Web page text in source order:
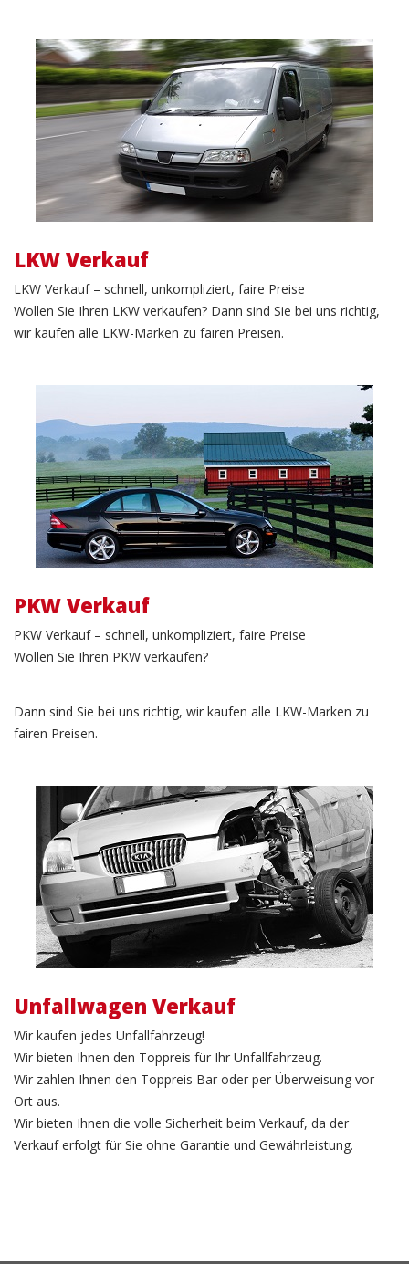
LKW Verkauf
LKW Verkauf
LKW Verkauf – schnell, unkompliziert, faire Preise
Wollen Sie Ihren LKW verkaufen? Dann sind Sie bei uns richtig,
wir kaufen alle LKW-Marken zu fairen Preisen.
PKW Verkauf
PKW Verkauf
PKW Verkauf – schnell, unkompliziert, faire Preise
Wollen Sie Ihren PKW verkaufen?
Dann sind Sie bei uns richtig, wir kaufen alle LKW-Marken zu
fairen Preisen.
Unfallwagen Verkauf
Unfallwagen Verkauf
Wir kaufen jedes Unfallfahrzeug!
Wir bieten Ihnen den Toppreis für Ihr Unfallfahrzeug.
Wir zahlen Ihnen den Toppreis Bar oder per Überweisung vor
Ort aus.
Wir bieten Ihnen die volle Sicherheit beim Verkauf, da der
Verkauf erfolgt für Sie ohne Garantie und Gewährleistung.